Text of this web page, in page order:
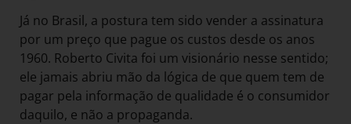
Já no Brasil, a postura tem sido vender a assinatura
por um preço que pague os custos desde os anos
1960. Roberto Civita foi um visionário nesse sentido;
ele jamais abriu mão da lógica de que quem tem de
pagar pela informação de qualidade é o consumidor
daquilo, e não a propaganda.